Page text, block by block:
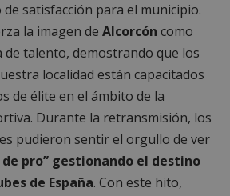
satisfacción para el municipio.
la imagen de Alcorcón como
de talento, demostrando que los
localidad están capacitados
de élite en el ámbito de la
Durante la retransmisión, los
pudieron sentir el orgullo de ver
pro” gestionando el destino
de España. Con este hito,